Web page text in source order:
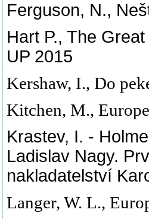
Ferguson, N.,
Hart P., The
UP 2015
Kershaw, I., Do
Kitchen, M.,
Krastev, I. -
Ladislav Nagy.
nakladatelství
Langer, W. L.,